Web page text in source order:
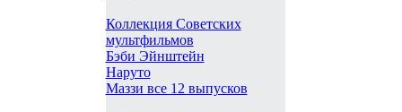
Коллекция Советских
мультфильмов
Бэби Эйнштейн
Наруто
Маззи все 12 выпусков